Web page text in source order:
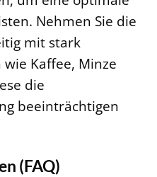
Nehmen Sie die
mit stark
Kaffee, Minze
die
beeinträchtigen
(FAQ)